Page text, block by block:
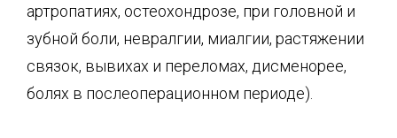
артропатиях, остеохондрозе, при головной и
зубной боли, невралгии, миалгии, растяжении
связок, вывихах и переломах, дисменорее,
болях в послеоперационном периоде).